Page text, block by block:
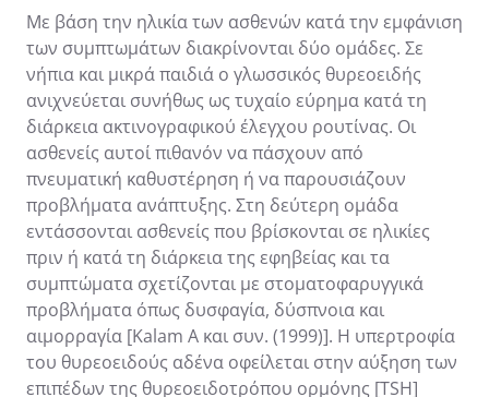
Με βάση την ηλικία των ασθενών κατά την εμφάνιση
των συμπτωμάτων διακρίνονται δύο ομάδες. Σε
νήπια και μικρά παιδιά ο γλωσσικός θυρεοειδής
ανιχνεύεται συνήθως ως τυχαίο εύρημα κατά τη
διάρκεια ακτινογραφικού έλεγχου ρουτίνας. Οι
ασθενείς αυτοί πιθανόν να πάσχουν από
πνευματική καθυστέρηση ή να παρουσιάζουν
προβλήματα ανάπτυξης. Στη δεύτερη ομάδα
εντάσσονται ασθενείς που βρίσκονται σε ηλικίες
πριν ή κατά τη διάρκεια της εφηβείας και τα
συμπτώματα σχετίζονται με στοματοφαρυγγικά
προβλήματα όπως δυσφαγία, δύσπνοια και
αιμορραγία [Kalam A και συν. (1999)]. Η υπερτροφία
του θυρεοειδούς αδένα οφείλεται στην αύξηση των
επιπέδων της θυρεοειδοτρόπου ορμόνης [TSH]